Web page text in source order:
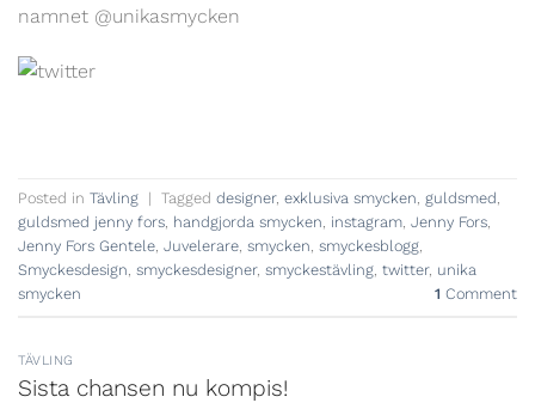
namnet @unikasmycken
Posted in Tävling | Tagged designer, exklusiva smycken, guldsmed,
guldsmed jenny fors, handgjorda smycken, instagram, Jenny Fors,
Jenny Fors Gentele, Juvelerare, smycken, smyckesblogg,
Smyckesdesign, smyckesdesigner, smyckestävling, twitter, unika
smycken
1 Comment
TÄVLING
Sista chansen nu kompis!